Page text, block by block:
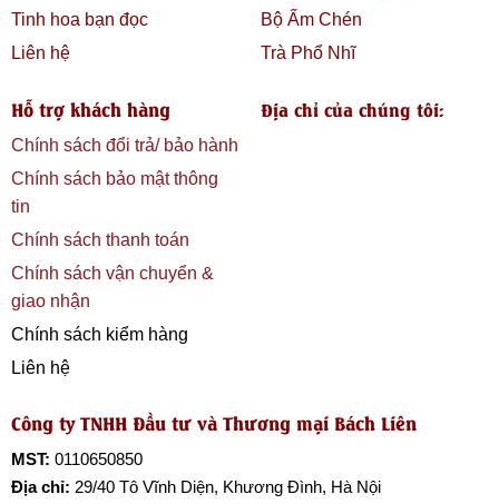
Tinh hoa bạn đọc
Liên hệ
Bộ Ấm Chén
Trà Phổ Nhĩ
Hỗ trợ khách hàng
Chính sách đổi trả/ bảo hành
Chính sách bảo mật thông
tin
Chính sách thanh toán
Chính sách vận chuyển &
giao nhận
Chính sách kiểm hàng
Liên hệ
Địa chỉ của chúng tôi:
Công ty TNHH Đầu tư và Thương mại Bách Liên
MST: 0110650850
Địa chỉ: 29/40 Tô Vĩnh Diện, Khương Đình, Hà Nội